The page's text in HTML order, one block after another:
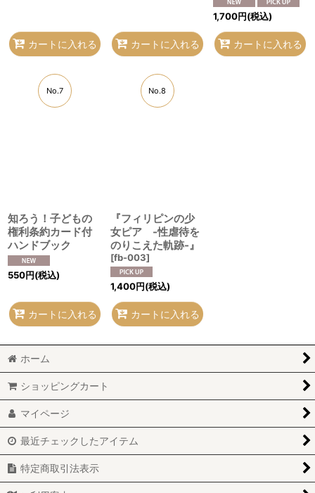
カートに入れる カートに入れる
1,700円(税込)
カートに入れる
No.7
知ろう！子どもの
権利条約カード付
ハンドブック
550円(税込)
カートに入れる
No.8
『フィリピンの少
女ピア -性虐待を
のりこえた軌跡-』
[fb-003]
1,400円(税込)
カートに入れる
ホーム
ショッピングカート
マイページ
最近チェックしたアイテム
特定商取引法表示